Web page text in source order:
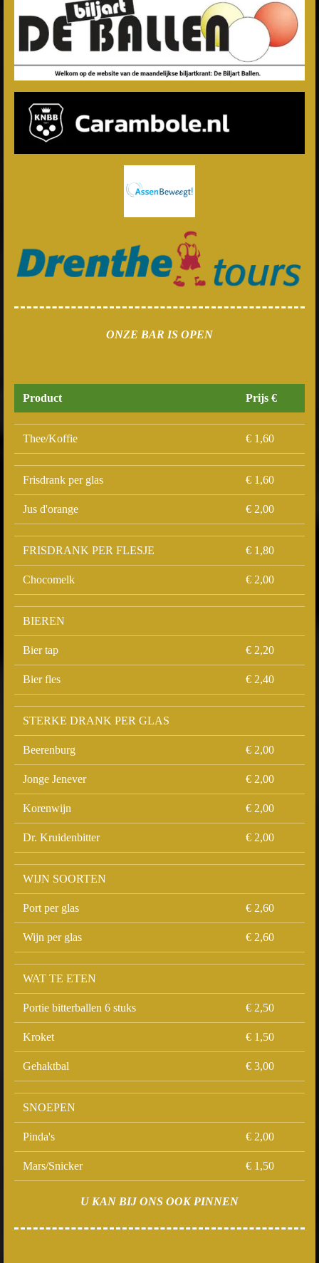
ONZE BAR IS OPEN
Product Prijs €
Thee/Koffie € 1,60
Frisdrank per glas € 1,60
Jus d'orange € 2,00
FRISDRANK PER FLESJE € 1,80
Chocomelk € 2,00
BIEREN
Bier tap € 2,20
Bier fles € 2,40
STERKE DRANK PER GLAS
Beerenburg € 2,00
Jonge Jenever € 2,00
Korenwijn € 2,00
Dr. Kruidenbitter € 2,00
WIJN SOORTEN
Port per glas € 2,60
Wijn per glas € 2,60
WAT TE ETEN
Portie bitterballen 6 stuks € 2,50
Kroket € 1,50
Gehaktbal € 3,00
SNOEPEN
Pinda's € 2,00
Mars/Snicker € 1,50
U KAN BIJ ONS OOK PINNEN